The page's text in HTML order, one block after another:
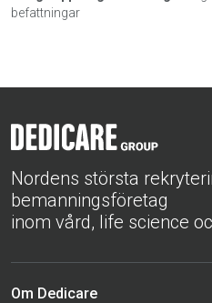
befattningar
Nordens största
bemanningsföretag
inom vård, life science
Om Dedicare